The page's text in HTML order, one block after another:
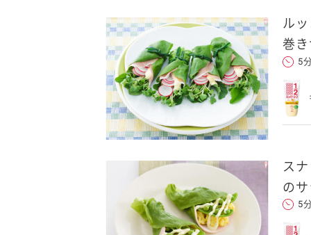
ジャム、スプレッドなど
ル
巻
5
ス
の
5